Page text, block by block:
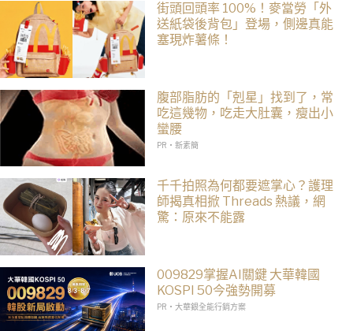
街頭回頭率 100%！麥當勞「外
送紙袋後背包」登場，側邊真能
塞現炸薯條！
腹部脂肪的「剋星」找到了，常
吃這幾物，吃走大肚囊，瘦出小
蠻腰
PR・新素簡
千千拍照為何都要遮掌心？護理
師揭真相掀 Threads 熱議，網
驚：原來不能露
009829掌握AI關鍵 大華韓國
KOSPI 50今強勢開募
PR・大華銀全能行銷方案